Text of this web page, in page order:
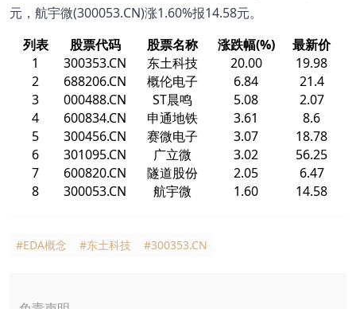
元，航宇微(300053.CN)涨1.60%报14.58元。
列表
股票代码 股票名称 涨跌幅(%)
最新价
1
300353.CN 东土科技 20.00
19.98
2
688206.CN 概伦电子 6.84
21.4
3
000488.CN ST晨鸣 5.08
2.07
4
600834.CN 申通地铁 3.61
8.6
5
300456.CN 赛微电子 3.07
18.78
6
301095.CN 广立微 3.02
56.25
7
600820.CN 隧道股份 2.05
6.47
8
300053.CN 航宇微 1.60 14.58
#EDA概念 #东土科技 #300353.CN